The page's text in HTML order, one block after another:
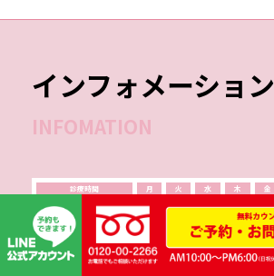
インフォメーション
INFOMATION
診療時間 月 火 水 木 金
10:00-14:00
● ● ー ● ●
15:00-19:00
ー ● ●
※2025年3月16日より日曜日の診療を開始いたしました。